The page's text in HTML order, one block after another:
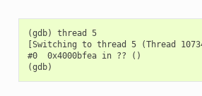
(gdb) thread 5
[Switching to thread 5 (Thread
#0  0x4000bfea in ?? ()